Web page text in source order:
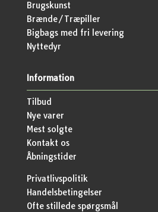
Brugskunst
Brænde/Træpiller
Bigbags med fri levering
Nyttedyr
Information
Tilbud
Nye varer
Mest solgte
Kontakt os
Åbningstider
Privatlivspolitik
Handelsbetingelser
Ofte stillede spørgsmål